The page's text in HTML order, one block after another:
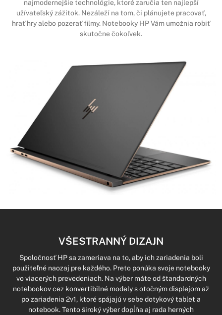
najmodernejšie technológie, ktoré zaručia ten najlepší
užívateľský zážitok. Nezáleží na tom, či plánujete pracovať,
hrať hry alebo pozerať filmy. Notebooky HP Vám umožnia robiť
skutočne čokoľvek.
VŠESTRANNÝ DIZAJN
Spoločnosť HP sa zameriava na to, aby ich zariadenia boli
použiteľné naozaj pre každého. Preto ponúka svoje notebooky
vo viacerých prevedeniach. Na výber máte od štandardných
notebookov cez konvertibilné modely s otočným displejom až
po zariadenia 2v1, ktoré spájajú v sebe dotykový tablet a
notebook. Tento široký výber dopĺňa aj rada herných